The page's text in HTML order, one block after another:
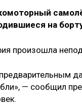
на
произошла
— сообщил